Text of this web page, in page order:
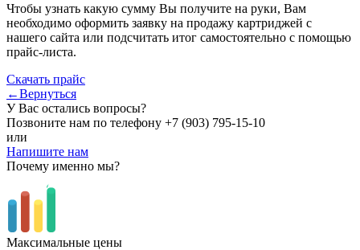
Чтобы узнать какую сумму Вы получите на руки, Вам
необходимо оформить заявку на продажу картриджей с
нашего сайта или подсчитать итог самостоятельно с помощью
прайс-листа.
Скачать прайс
←Вернуться
У Вас остались вопросы?
Позвоните нам по телефону +7 (903) 795-15-10
или
Напишите нам
Почему именно мы?
Максимальные цены